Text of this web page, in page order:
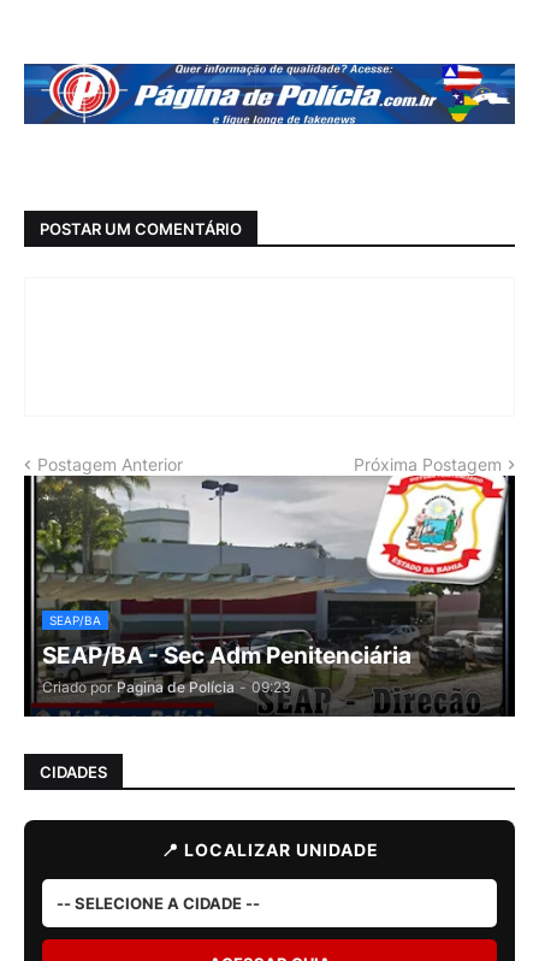
POSTAR UM COMENTÁRIO
Postagem Anterior Próxima Postagem
SEAP/BA
SEAP/BA - Sec Adm Penitenciária
Criado por Pagina de Polícia - 09:23
CIDADES
📍 LOCALIZAR UNIDADE